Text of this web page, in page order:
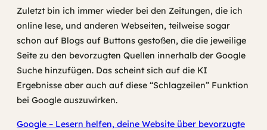
Zuletzt bin ich immer wieder bei den Zeitungen, die ich
online lese, und anderen Webseiten, teilweise sogar
schon auf Blogs auf Buttons gestoßen, die die jeweilige
Seite zu den bevorzugten Quellen innerhalb der Google
Suche hinzufügen. Das scheint sich auf die KI
Ergebnisse aber auch auf diese “Schlagzeilen” Funktion
bei Google auszuwirken.
Google – Lesern helfen, deine Website über bevorzugte